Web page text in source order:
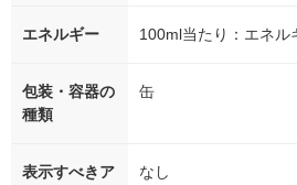
エネルギー 100ml当たり：エネル
包装・容器の
種類
缶
表示すべきア
なし